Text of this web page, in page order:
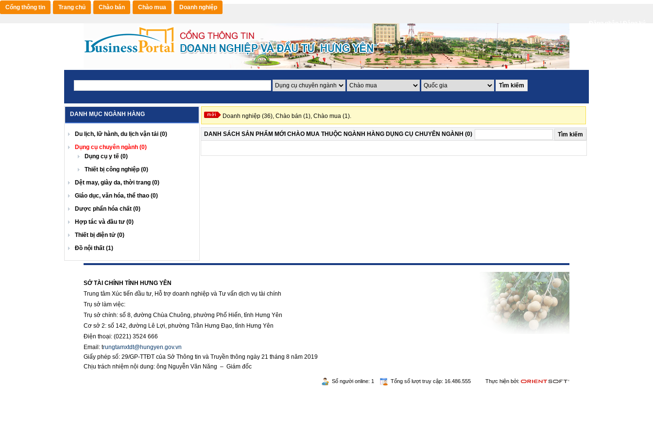
Cổng thông tin Trang chủ Chào bán Chào mua Doanh nghiệp
DANH MỤC NGÀNH HÀNG
Du lịch, lữ hành, du lịch vận tải (0)
Dụng cụ chuyên ngành (0)
Dụng cụ y tế (0)
Thiết bị công nghiệp (0)
Dệt may, giày da, thời trang (0)
Giáo dục, văn hóa, thể thao (0)
Dược phẩn hóa chất (0)
Hợp tác và đầu tư (0)
Thiết bị điện tử (0)
Đồ nội thất (1)
Doanh nghiệp (36), Chào bán (1), Chào mua (1).
DANH SÁCH SẢN PHẨM MỚI CHÀO MUA THUỘC NGÀNH HÀNG DỤNG CỤ CHUYÊN NGÀNH (0)
SỞ TÀI CHÍNH TỈNH HƯNG YÊN
Trung tâm Xúc tiến đầu tư, Hỗ trợ doanh nghiệp và Tư vấn dịch vụ tài chính
Trụ sở làm việc:
Trụ sở chính: số 8, đường Chùa Chuông, phường Phố Hiến, tỉnh Hưng Yên
Cơ sở 2: số 142, đường Lê Lợi, phường Trần Hưng Đạo, tỉnh Hưng Yên
Điện thoại: (0221) 3524 666
Email: trungtamxtdt@hungyen.gov.vn
Giấy phép số: 29/GP-TTĐT của Sở Thông tin và Truyền thông ngày 21 tháng 8 năm 2019
Chịu trách nhiệm nội dung: ông Nguyễn Văn Năng – Giám đốc
Số người online: 1 Tổng số lượt truy cập: 16.486.555 Thực hiện bởi: